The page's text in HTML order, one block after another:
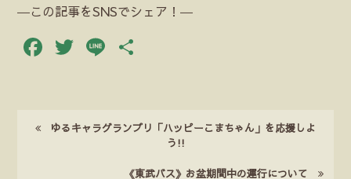
―この記事をSNSでシェア！―
Facebook
Twitter
Line
ゆるキャラグランプリ「ハッピーこまちゃん」を応援しよ
う!!
《東武バス》お盆期間中の運行について